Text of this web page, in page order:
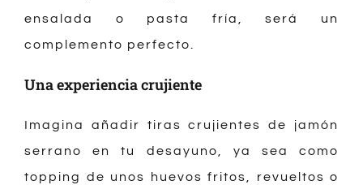
ensalada o pasta fría, será un
complemento perfecto.
Una experiencia crujiente
Imagina añadir tiras crujientes de jamón
serrano en tu desayuno, ya sea como
topping de unos huevos fritos, revueltos o